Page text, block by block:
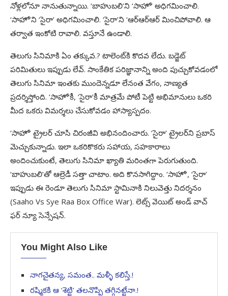
నోళ్లలోనూ నానుతున్నాయి. ‘బాహుబలి’ని ‘సాహో’ అధిగమించాలి.
‘సాహో’ని ‘సైరా’ అధిగమించాలి. ‘సైరా’ని ‘ఆర్‌ఆర్‌ఆర్‌ మించిపోవాలి. ఆ
తర్వాత ఇంకోటి రావాలి. వస్తూనే ఉండాలి.
తెలుగు సినిమాకి ఏం తక్కువ.? టాలెంట్‌కి కొదవ లేదు. బడ్జెట్‌
పరిమితులు ఇప్పుడు లేవ్‌. సాంకేతిక పరిజ్ఞానాన్ని అంది పుచ్చుకోవడంలో
తెలుగు సినిమా ఇంతకు ముందెన్నడూ లేనంత వేగం, నాణ్యత
ప్రదర్శిస్తోంది. ‘సాహో’కీ, ‘సైరా’కీ మాత్రమే పోటీ పెట్టి అభిమానులు ఒకరి
మీద ఒకరు విమర్శలు చేసుకోవడం హాస్యాస్పదం.
‘సాహో’ ట్రైలర్‌ చూసి చిరంజీవి అభినందించారు. ‘సైరా’ ట్రైలర్‌ని ప్రబాస్‌
మెచ్చుకున్నాడు. ఇలా ఒకరికొకరు సహాయ, సహకారాలు
అందించుకుంటే, తెలుగు సినిమా ఖ్యాతి మరింతగా పెరుగుతుంది.
‘బాహుబలి’తో ఆల్రెడీ సత్తా చాటాం. అది కొనసాగిద్దాం. ‘సాహో’, ‘సైరా’
ఇప్పుడు ఈ రెండూ తెలుగు సినిమా స్టామినాకి నిలువెత్తు నిదర్శనం
(Saaho Vs Sye Raa Box Office War). లెట్స్‌ వెయిట్‌ అండ్‌ వాచ్‌
ఫర్‌ న్యూ సెన్సేషన్‌.
You Might Also Like
నాగచైతన్య, సమంత.. మళ్ళీ కలిస్తే.!
రష్మికకి ఆ ‘శెట్టి’ తలనొప్పి తగ్గినట్టేనా.!